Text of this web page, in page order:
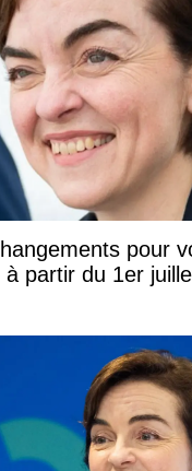
pour
à partir du 1er